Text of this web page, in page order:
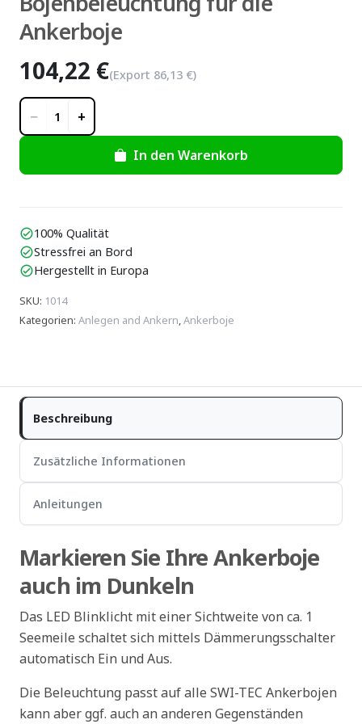
Ankerboje
104,22 €(Export 86,13 €)
− 1 +
In den Warenkorb
check_circle100% Qualität
check_circleStressfrei an Bord
check_circleHergestellt in Europa
SKU: 1014
Kategorien: Anlegen and Ankern,Ankerboje
Beschreibung
Zusätzliche Informationen
Anleitungen
Markieren Sie Ihre Ankerboje
auch im Dunkeln
Das LED Blinklicht mit einer Sichtweite von ca. 1
Seemeile schaltet sich mittels Dämmerungsschalter
automatisch Ein und Aus.
Die Beleuchtung passt auf alle SWI-TEC Ankerbojen
kann aber ggf. auch an anderen Gegenständen